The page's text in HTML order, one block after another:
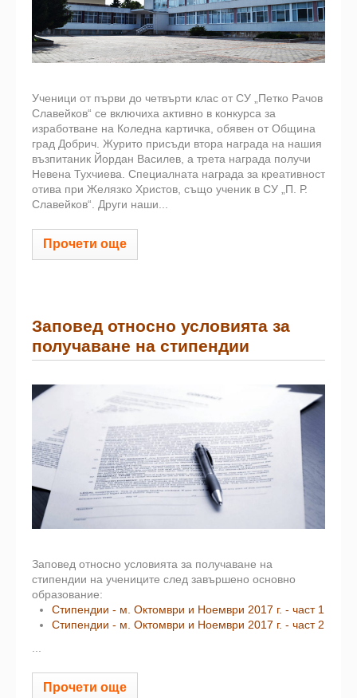
Ученици от първи до четвърти клас от СУ „Петко Рачов
Славейков“ се включиха активно в конкурса за
изработване на Коледна картичка, обявен от Община
град Добрич. Журито присъди втора награда на нашия
възпитаник Йордан Василев, а трета награда получи
Невена Тухчиева. Специалната награда за креативност
отива при Желязко Христов, също ученик в СУ „П. Р.
Славейков“. Други наши...
Прочети още
Заповед относно условията за
получаване на стипендии
Заповед относно условията за получаване на
стипендии на учениците след завършено основно
образование:
Стипендии - м. Октомври и Ноември 2017 г. - част 1
Стипендии - м. Октомври и Ноември 2017 г. - част 2
Прочети още